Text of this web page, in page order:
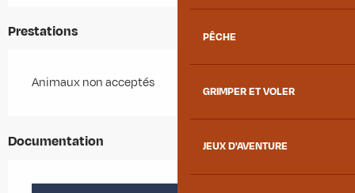
PÊCHE
GRIMPER ET VOLER
JEUX D'AVENTURE
Prestations
Animaux non acceptés
Documentation